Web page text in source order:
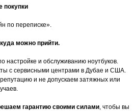
покупки
по переписке».
можно прийти.
и обслуживанию ноутбуков.
с сервисными центрами в Дубае и США.
и не допускаем затяжных или
гарантию своими силами, чтобы вы